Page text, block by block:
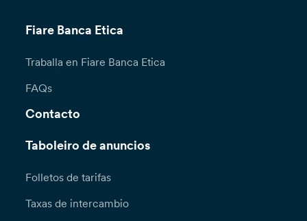
Fiare Banca Etica
Traballa en Fiare Banca Etica
FAQs
Contacto
Taboleiro de anuncios
Folletos de tarifas
Taxas de intercambio